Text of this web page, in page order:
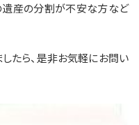
産の分割が不安な方など
たら、是非お気軽にお問い